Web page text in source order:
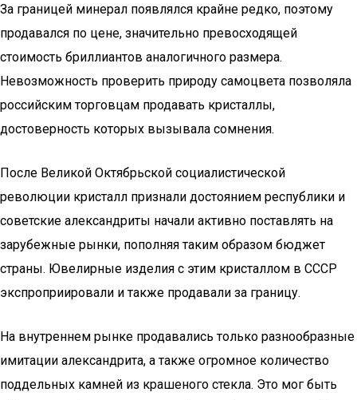
За границей минерал появлялся крайне редко, поэтому
продавался по цене, значительно превосходящей
стоимость бриллиантов аналогичного размера.
Невозможность проверить природу самоцвета позволяла
российским торговцам продавать кристаллы,
достоверность которых вызывала сомнения.
После Великой Октябрьской социалистической
революции кристалл признали достоянием республики и
советские александриты начали активно поставлять на
зарубежные рынки, пополняя таким образом бюджет
страны. Ювелирные изделия с этим кристаллом в СССР
экспроприировали и также продавали за границу.
На внутреннем рынке продавались только разнообразные
имитации александрита, а также огромное количество
поддельных камней из крашеного стекла. Это мог быть